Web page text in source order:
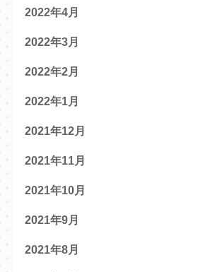
2022年4月
2022年3月
2022年2月
2022年1月
2021年12月
2021年11月
2021年10月
2021年9月
2021年8月